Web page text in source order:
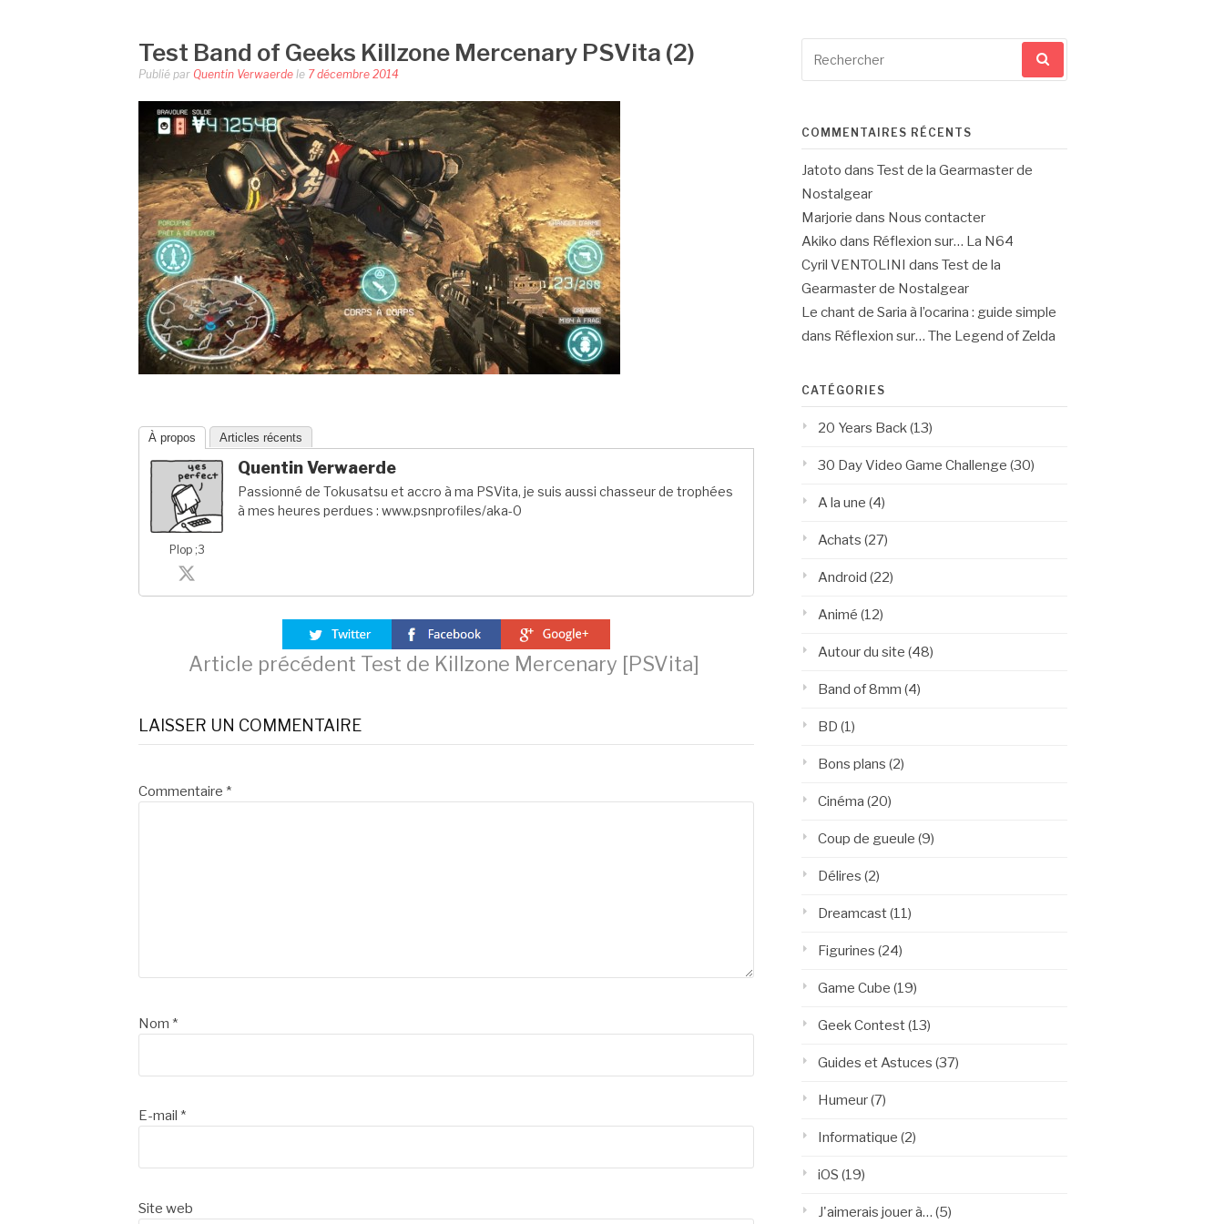
Test Band of Geeks Killzone Mercenary PSVita (2)
Publié par Quentin Verwaerde le 7 décembre 2014
À propos Articles récents
Plop ;3
Quentin Verwaerde
Passionné de Tokusatsu et accro à ma PSVita, je suis aussi chasseur de trophées
à mes heures perdues : www.psnprofiles/aka-0
Lire
la
suite
Article précédent Test de Killzone Mercenary [PSVita]
LAISSER UN COMMENTAIRE
Commentaire *
Nom *
E-mail *
Site web
pour
COMMENTAIRES RÉCENTS
Jatoto dans Test de la Gearmaster de
Nostalgear
Marjorie dans Nous contacter
Akiko dans Réflexion sur… La N64
Cyril VENTOLINI dans Test de la
Gearmaster de Nostalgear
Le chant de Saria à l’ocarina : guide simple
dans Réflexion sur… The Legend of Zelda
CATÉGORIES
20 Years Back (13)
30 Day Video Game Challenge (30)
A la une (4)
Achats (27)
Android (22)
Animé (12)
Autour du site (48)
Band of 8mm (4)
BD (1)
Bons plans (2)
Cinéma (20)
Coup de gueule (9)
Délires (2)
Dreamcast(11)
Figurines (24)
Game Cube (19)
Geek Contest(13)
Guides et Astuces (37)
Humeur(7)
Informatique (2)
iOS (19)
J'aimerais jouer à… (5)